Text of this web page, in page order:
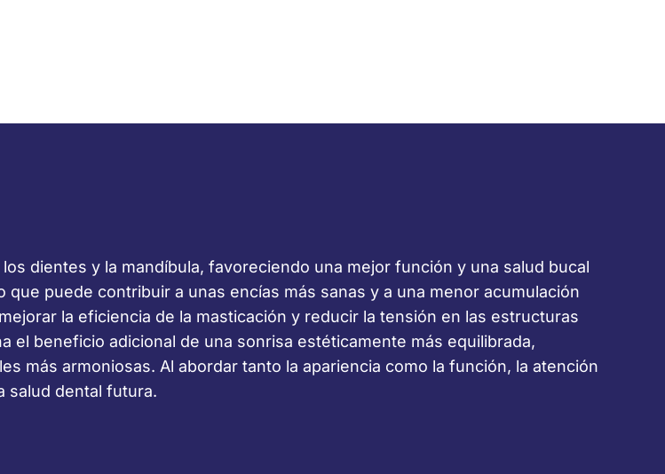
dientes y la mandíbula, favoreciendo una mejor función y una salud bucal
puede contribuir a unas encías más sanas y a una menor acumulación
la eficiencia de la masticación y reducir la tensión en las estructuras
el beneficio adicional de una sonrisa estéticamente más equilibrada,
más armoniosas. Al abordar tanto la apariencia como la función, la atención
salud dental futura.